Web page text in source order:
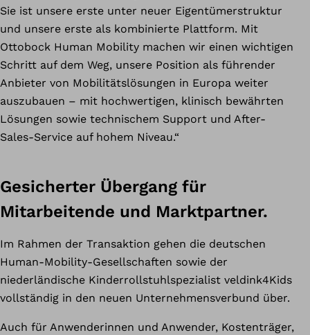
Sie ist unsere erste unter neuer Eigentümerstruktur
und unsere erste als kombinierte Plattform. Mit
Ottobock Human Mobility machen wir einen wichtigen
Schritt auf dem Weg, unsere Position als führender
Anbieter von Mobilitätslösungen in Europa weiter
auszubauen – mit hochwertigen, klinisch bewährten
Lösungen sowie technischem Support und After-
Sales-Service auf hohem Niveau.“
Gesicherter Übergang für
Mitarbeitende und Marktpartner.
Im Rahmen der Transaktion gehen die deutschen
Human-Mobility-Gesellschaften sowie der
niederländische Kinderrollstuhlspezialist veldink4Kids
vollständig in den neuen Unternehmensverbund über.
Auch für Anwenderinnen und Anwender, Kostenträger,